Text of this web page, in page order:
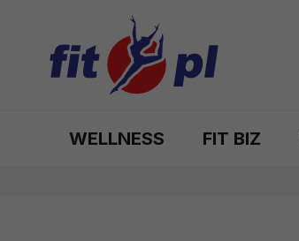
WELLNESS FIT BIZ